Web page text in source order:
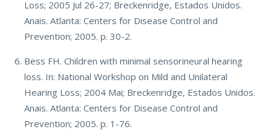
Loss; 2005 Jul 26-27; Breckenridge, Estados Unidos.
Anais. Atlanta: Centers for Disease Control and
Prevention; 2005. p. 30-2.
Bess FH. Children with minimal sensorineural hearing
loss. In: National Workshop on Mild and Unilateral
Hearing Loss; 2004 Mai; Breckenridge, Estados Unidos.
Anais. Atlanta: Centers for Disease Control and
Prevention; 2005. p. 1-76.